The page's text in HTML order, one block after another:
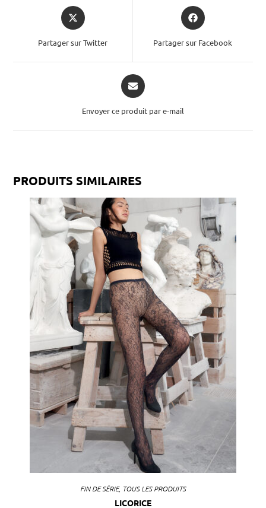
Partager sur Twitter Partager sur Facebook
Envoyer ce produit par e-mail
PRODUITS SIMILAIRES
FIN DE SÉRIE, TOUS LES PRODUITS
LICORICE